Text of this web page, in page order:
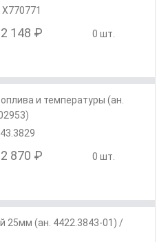
X770771
2 148 ₽ 0 шт.
и температуры (ан.
2 870 ₽ 0 шт.
25мм (ан. 4422.3843-01) /